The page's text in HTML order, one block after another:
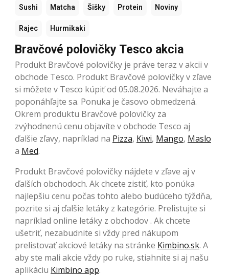
Sushi Matcha Šišky Protein Noviny
Rajec Hurmikaki
Bravčové polovičky Tesco akcia
Produkt Bravčové polovičky je práve teraz v akcii v
obchode Tesco. Produkt Bravčové polovičky v zľave
si môžete v Tesco kúpiť od 05.08.2026. Neváhajte a
poponáhľajte sa. Ponuka je časovo obmedzená.
Okrem produktu Bravčové polovičky za
zvýhodnenú cenu objavíte v obchode Tesco aj
ďalšie zľavy, napríklad na Pizza, Kiwi, Mango, Maslo
a Med.
Produkt Bravčové polovičky nájdete v zľave aj v
ďalších obchodoch. Ak chcete zistiť, kto ponúka
najlepšiu cenu počas tohto alebo budúceho týždňa,
pozrite si aj ďalšie letáky z kategórie. Prelistujte si
napríklad online letáky z obchodov . Ak chcete
ušetriť, nezabudnite si vždy pred nákupom
prelistovať akciové letáky na stránke Kimbino.sk. A
aby ste mali akcie vždy po ruke, stiahnite si aj našu
aplikáciu Kimbino app.